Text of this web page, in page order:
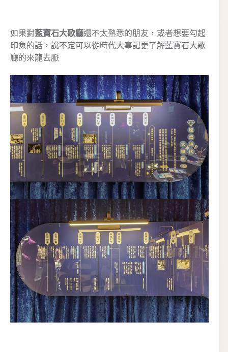
如果對藍寶石大歌廳還不太熟悉的朋友，或者想要勾起
印象的話，說不定可以從時代大事記更了解藍寶石大歌
廳的來龍去脈